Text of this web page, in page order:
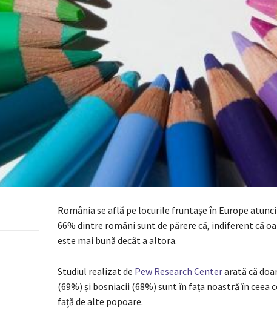
România se află pe locurile fruntașe în Europe
66% dintre români sunt de părere că, indiferent că
este mai bună decât a altora.
Studiul realizat de Pew Research Centerarată că
(69%) și bosniacii (68%) sunt în fața noastră în
față de alte popoare.